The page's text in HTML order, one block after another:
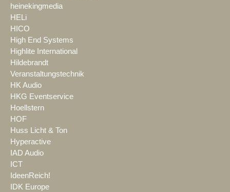
heinekingmedia
HELi
HICO
High End Systems
Highlite International
Hildebrandt
Veranstaltungstechnik
HK Audio
HKG Eventservice
Hoellstern
HOF
Huss Licht & Ton
Hyperactive
IAD Audio
ICT
IdeenReich!
IDK Europe